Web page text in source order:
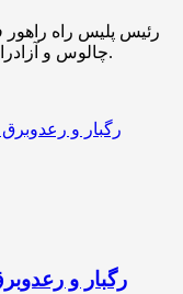
رئیس پلیس راه راهور
چالوس و آزادراه تهران–شمال از ساعت ۱۴ امروز خبر داد.
رگبار و